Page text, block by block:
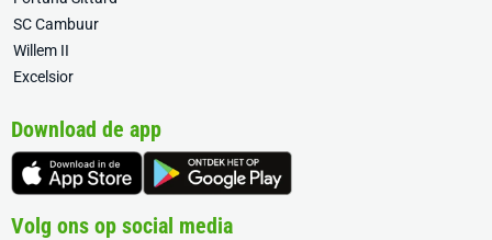
SC Cambuur
Willem II
Excelsior
Download de app
Volg ons op social media